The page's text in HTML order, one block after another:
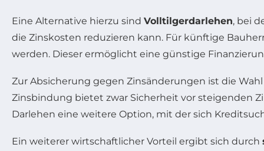
Eine Alternative hierzu sind Volltilgerdarlehen, bei
die Zinskosten reduzieren kann. Für künftige
werden. Dieser ermöglicht eine günstige
Zur Absicherung gegen Zinsänderungen ist die
Zinsbindung bietet zwar Sicherheit vor steigenden
Darlehen eine weitere Option, mit der sich
Ein weiterer wirtschaftlicher Vorteil ergibt sich durch